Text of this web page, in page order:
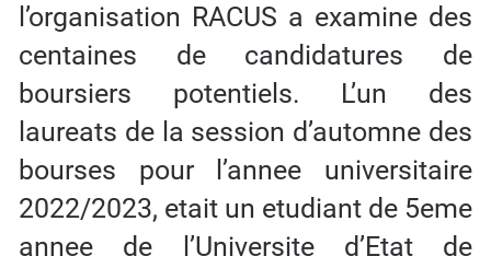
l’organisation RACUS a examine des
centaines de candidatures de
boursiers potentiels. L’un des
laureats de la session d’automne des
bourses pour l’annee universitaire
2022/2023, etait un etudiant de 5eme
annee de l’Universite d’Etat de